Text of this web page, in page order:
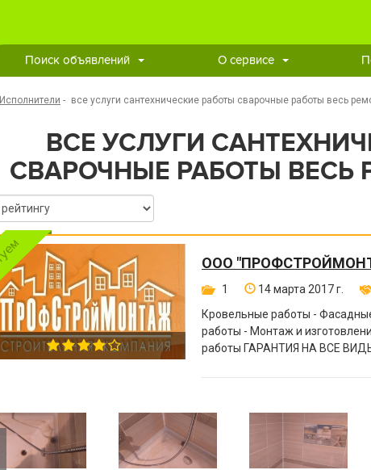
Поиск объявлений О сервисе
Исполнители - все услуги сантехнические работы сварочные работы весь
ВСЕ УСЛУГИ
СВАРОЧНЫЕ РАБОТЫ ВЕСЬ
ООО
1 14 марта 2017 г.
Кровельные работы -
работы - Монтаж и
работы ГАРАНТИЯ НА ВСЕ